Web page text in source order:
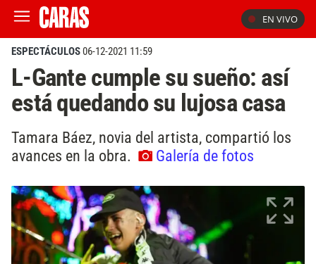
EN VIVO
ESPECTÁCULOS06-12-2021 11:59
L-Gante cumple su sueño: así
está quedando su lujosa casa
Tamara Báez, novia del artista, compartió los
avances en la obra.
Galería de fotos